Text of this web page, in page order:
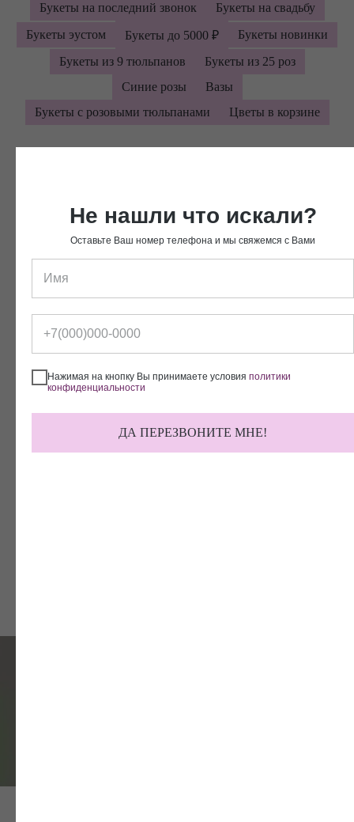
Букеты на последний звонок
Букеты на свадьбу
Букеты эустом
Букеты до 5000 ₽
Букеты новинки
Букеты из 9 тюльпанов
Букеты из 25 роз
Синие розы
Вазы
Букеты с розовыми тюльпанами
Цветы в корзине
букетами
Фотографии довольных клиентов
Не нашли что искали?
Оставьте Ваш номер телефона и мы свяжемся с Вами
Нажимая на кнопку Вы принимаете условия политики
конфиденциальности
ДА ПЕРЕЗВОНИТЕ МНЕ!